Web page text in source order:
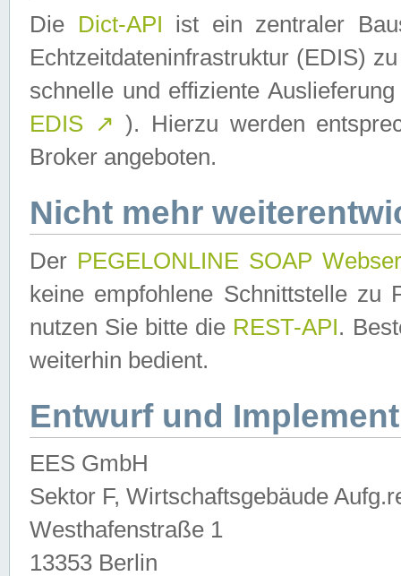
Die Dict-API ist ein zentraler
Echtzeitdateninfrastruktur (EDIS)
schnelle und effiziente
EDIS ↗ ). Hierzu werden
Broker angeboten.
Nicht mehr
Der PEGELONLINE SOAP
keine empfohlene Schnittstelle zu
nutzen Sie bitte die REST-API.
weiterhin bedient.
Entwurf und
EES GmbH
Sektor F, Wirtschaftsgebäude
Westhafenstraße 1
13353 Berlin